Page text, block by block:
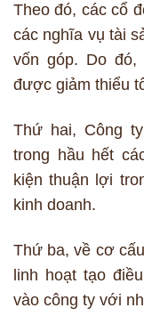
Theo đó, các cổ
các nghĩa vụ tài
vốn góp. Do
được giảm thiểu
Thứ hai, Công
trong hầu hết
kiện thuận lợi
kinh doanh.
Thứ ba, về cơ
linh hoạt tạo
vào công ty với